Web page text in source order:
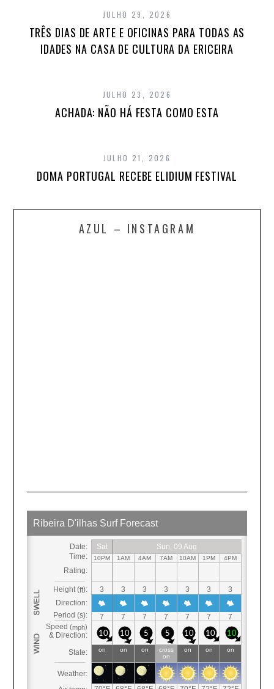
JULHO 29, 2026
TRÊS DIAS DE ARTE E OFICINAS PARA TODAS AS
IDADES NA CASA DE CULTURA DA ERICEIRA
JULHO 23, 2026
ACHADA: NÃO HÁ FESTA COMO ESTA
JULHO 21, 2026
DOMA PORTUGAL RECEBE ELIDIUM FESTIVAL
AZUL – INSTAGRAM